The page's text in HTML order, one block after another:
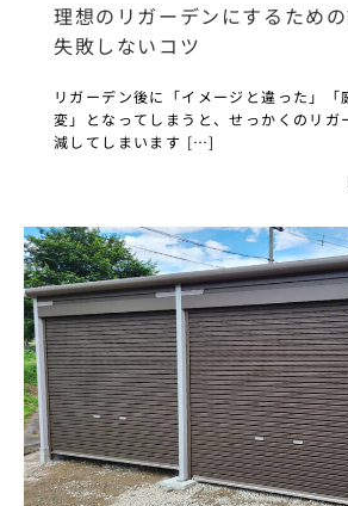
理想のリガーデンにするため
失敗しないコツ
リガーデン後に「イメージと違った」「
変」となってしまうと、せっかくのリガ
減してしまいます […]